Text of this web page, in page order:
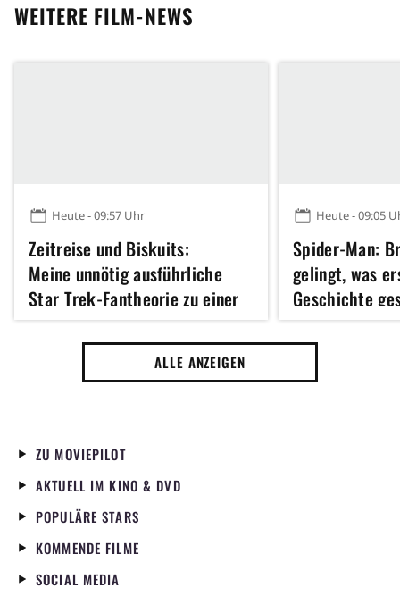
WEITERE FILM-NEWS
Heute - 09:57 Uhr
Zeitreise und Biskuits:
Meine unnötig ausführliche
Star Trek-Fantheorie zu einer
Figur, die nicht mal einen Satz
Heute - 09:05
Spider-Man:
gelingt, was
Geschichte
ALLE ANZEIGEN
ZU MOVIEPILOT
AKTUELL IM KINO & DVD
POPULÄRE STARS
KOMMENDE FILME
SOCIAL MEDIA